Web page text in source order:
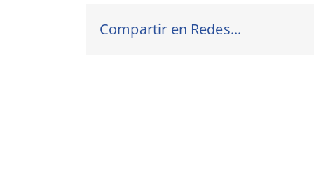
Compartir en Redes...